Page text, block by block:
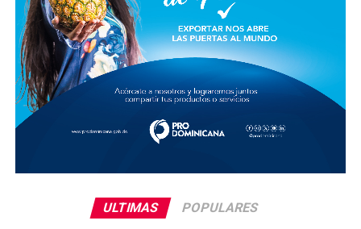
ULTIMAS POPULARES